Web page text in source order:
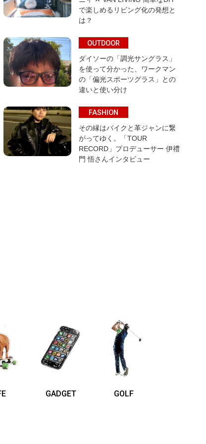
で楽しめるリビング化の発想と
は？
OUTDOOR
ダイソーの「調光サングラス」
を使って分かった、ワークマン
の「偏光スポーツグラス」との
違いと使い分け
FASHION
その縁はバイクと革ジャンに繋
がってゆく。「TOUR
RECORD」プロデューサー 伊禮
門 悟さんインタビュー
GADGET GOLF